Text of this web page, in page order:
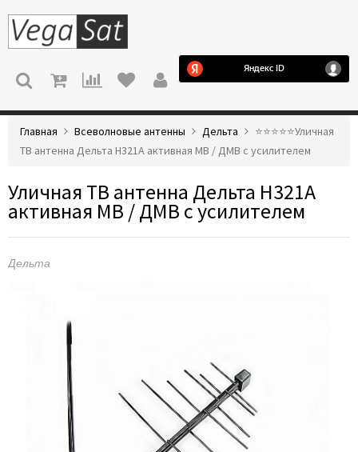
МЕНЮ
Главная Всеволновые антенны Дельта
⭐️⭐️⭐️⭐️⭐️Уличная
ТВ антенна Дельта Н321А активная МВ / ДМВ с усилителем
Уличная ТВ антенна Дельта Н321А
активная МВ / ДМВ с усилителем
Дельта